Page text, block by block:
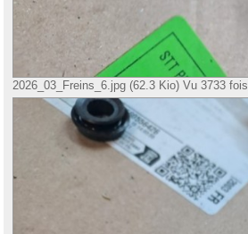
2026_03_Freins_6.jpg (62.3 Kio) Vu 3733 fois